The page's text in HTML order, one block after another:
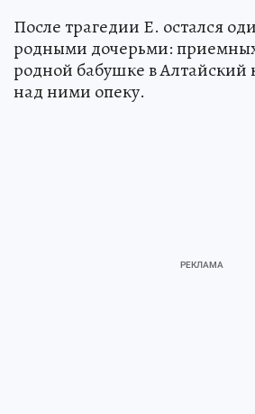
После трагедии Е. остался
родными дочерьми:
родной бабушке в Алтайский
над ними опеку.